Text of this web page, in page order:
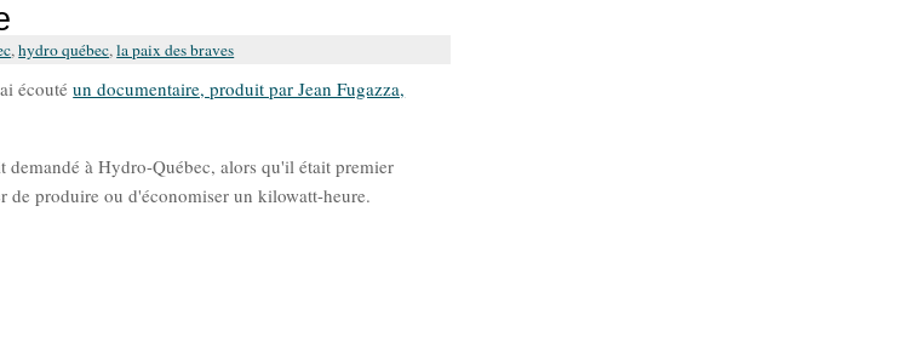
,hydro québec,la paix des braves
écoutéun documentaire, produit par Jean Fugazza,
à Hydro-Québec, alors qu'il était premier
de produire ou d'économiser un kilowatt-heure.